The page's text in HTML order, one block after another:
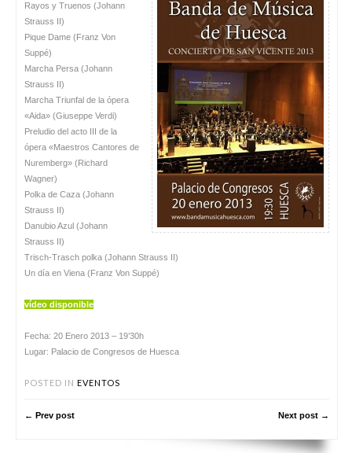
Rayos y Truenos (Johann
Strauss II)
Pique Dame (Franz Von
Suppé)
Marcha Persa (Johann
Strauss II)
Marcha Triunfal de la ópera
«Aida» (Giuseppe Verdi)
Preludio del acto III de la
ópera «Maestros Cantores de
Nuremberg» (Richard
Wagner)
Polka de Caza (Johann
Strauss II)
Danubio Azul (Johann
Strauss II)
Trisch-Trasch polka (Johann Strauss II)
Un día en Viena (Franz Von Suppé)
vídeo disponible
Fecha: 20 Enero 2013 – 19’30h
Lugar: Palacio de Congresos de Huesca
POSTED IN EVENTOS
← Prev post Next post →